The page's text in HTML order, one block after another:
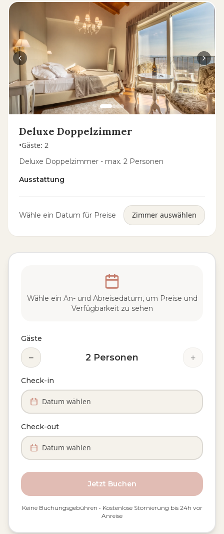
Deluxe Doppelzimmer
•Gäste: 2
Deluxe Doppelzimmer - max. 2 Personen
Ausstattung
Wähle ein Datum für Preise Zimmer auswählen
Wähle ein An- und Abreisedatum, um Preise und
Verfügbarkeit zu sehen
Gäste
− 2 Personen +
Check-in
Datum wählen
Check-out
Datum wählen
Jetzt Buchen
Keine Buchungsgebühren • Kostenlose Stornierung bis 24h vor
Anreise